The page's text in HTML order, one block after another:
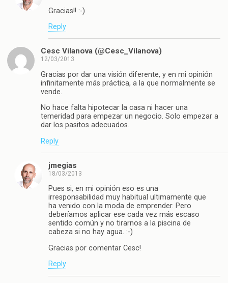
Gracias!! :-)
Reply
Cesc Vilanova (@Cesc_Vilanova)
12/03/2013
Gracias por dar una visión diferente, y en mi opinión
infinitamente más práctica, a la que normalmente se
vende.
No hace falta hipotecar la casa ni hacer una
temeridad para empezar un negocio. Solo empezar a
dar los pasitos adecuados.
Reply
jmegias
18/03/2013
Pues si, en mi opinión eso es una
irresponsabilidad muy habitual ultimamente que
ha venido con la moda de emprender. Pero
deberíamos aplicar ese cada vez más escaso
sentido común y no tirarnos a la piscina de
cabeza si no hay agua. :-)
Gracias por comentar Cesc!
Reply